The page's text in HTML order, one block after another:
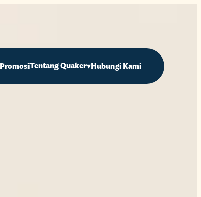
PromosiTentang Quaker▾ Hubungi Kami